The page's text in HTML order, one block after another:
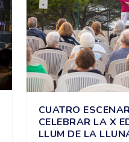
CUATRO
CELEBRAR LA X
LLUM DE LA